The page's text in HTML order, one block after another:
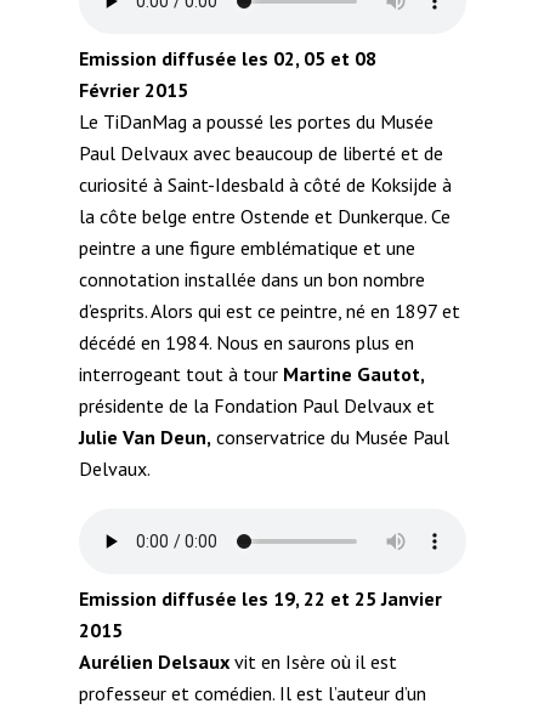
Emission diffusée les 02, 05 et 08
Février 2015
Le TiDanMag a poussé les portes du Musée
Paul Delvaux avec beaucoup de liberté et de
curiosité à Saint-Idesbald à côté de Koksijde à
la côte belge entre Ostende et Dunkerque. Ce
peintre a une figure emblématique et une
connotation installée dans un bon nombre
d’esprits. Alors qui est ce peintre, né en 1897 et
décédé en 1984. Nous en saurons plus en
interrogeant tout à tour Martine Gautot,
présidente de la Fondation Paul Delvaux et
Julie Van Deun, conservatrice du Musée Paul
Delvaux.
Emission diffusée les 19, 22 et 25 Janvier
2015
Aurélien Delsaux vit en Isère où il est
professeur et comédien. Il est l’auteur d’un